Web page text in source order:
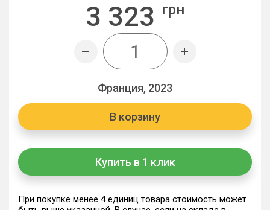
3 323 грн
Франция, 2023
В корзину
Купить в 1 клик
При покупке менее 4 единиц товара стоимость может